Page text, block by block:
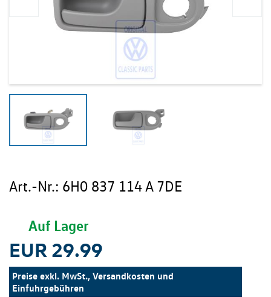
Art.-Nr.: 6H0 837 114 A 7DE
Auf Lager
EUR 29.99
Preise exkl. MwSt., Versandkosten und
Einfuhrgebühren